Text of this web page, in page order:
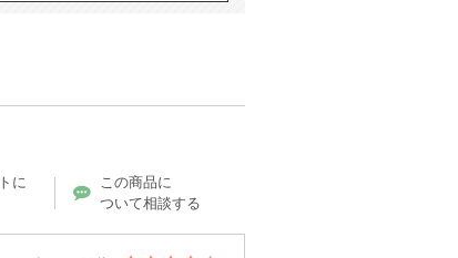
に
この商品に
ついて相談する